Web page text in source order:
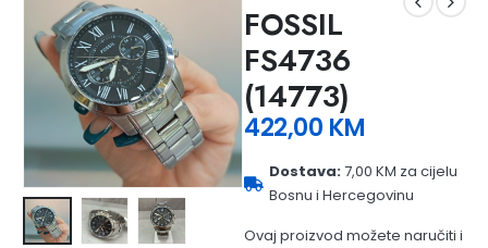
FOSSIL
FS4736
(14773)
422,00 KM
Dostava:7,00 KM za cijelu
Bosnu i Hercegovinu
Ovaj proizvod možete naručiti i